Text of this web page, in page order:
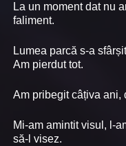
La un moment dat nu
faliment.
Lumea parcă s-a
Am pierdut tot.
Am pribegit câțiva ani,
Mi-am amintit visul, l-
să-l visez.